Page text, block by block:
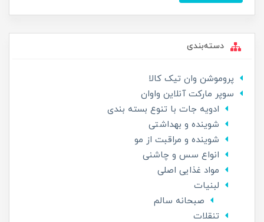
دسته‌بندی
پروموشن وان تیک کالا
سوپر مارکت آنلاین واوان
ادویه جات با تنوع بسته بندی
شوینده و بهداشتی
شوینده و مراقبت از مو
انواع سس و چاشنی
مواد غذایی اصلی
لبنیات
صبحانه سالم
تنقلات